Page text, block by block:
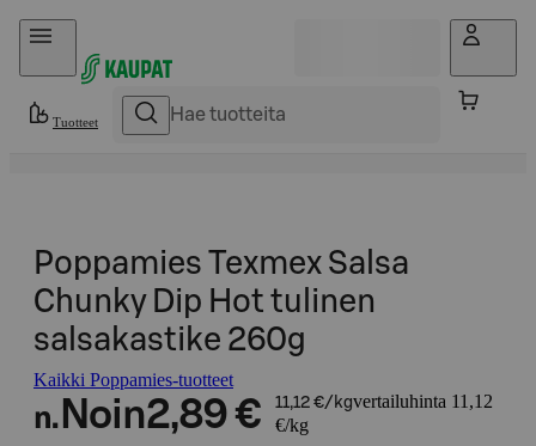
Hyppää sisältöön
Tuotteet
Poppamies Texmex Salsa
Chunky Dip Hot tulinen
salsakastike 260g
Kaikki Poppamies-tuotteet
n. Noin2,89 € 11,12 €/kgvertailuhinta 11,12
€/kg